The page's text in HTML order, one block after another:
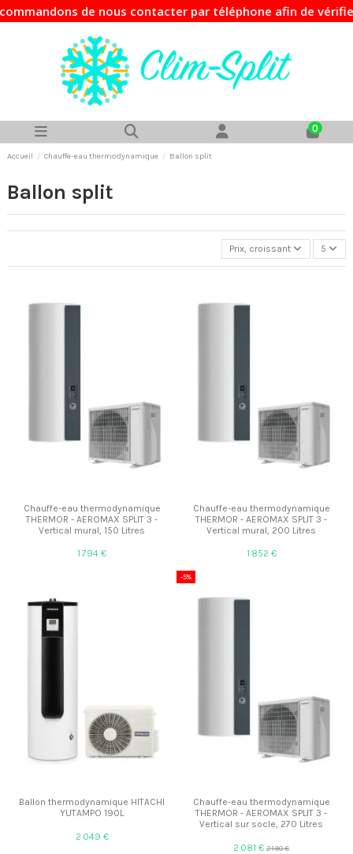
de nous contacter par téléphone afin de
0
Accueil Chauffe-eau thermodynamique Ballon split
Ballon split
Prix, croissant 5
Chauffe-eau thermodynamique
THERMOR - AEROMAX SPLIT 3 -
Vertical mural, 150 Litres
1 794 €
Chauffe-eau thermodynamique
THERMOR - AEROMAX SPLIT 3 -
Vertical mural, 200 Litres
1 852 €
Ballon thermodynamique HITACHI
YUTAMPO 190L
2 049 €
-5%
Chauffe-eau thermodynamique
THERMOR - AEROMAX SPLIT 3 -
Vertical sur socle, 270 Litres
2 081 € 2 190 €